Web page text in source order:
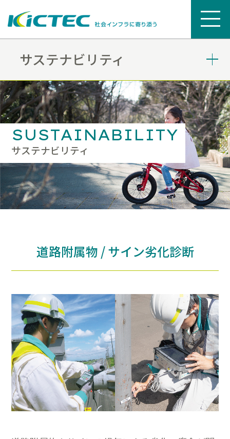
サステナビリティ
SUSTAINABILITY
サステナビリティ
道路附属物 / サイン劣化診断